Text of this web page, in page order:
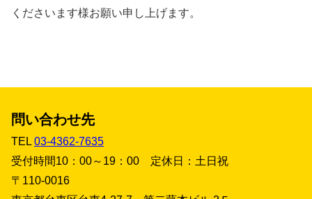
くださいます様お願い申し上げます。
問い合わせ先
TEL03-4362-7635
受付時間10：00～19：00 定休日：土日祝
〒110-0016